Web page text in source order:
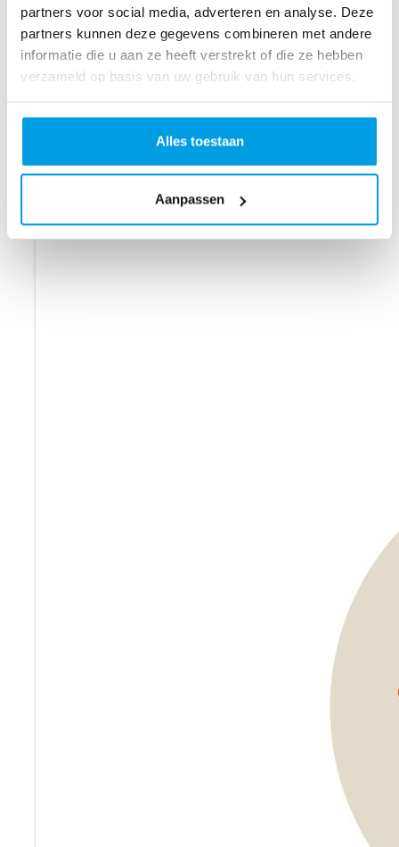
partners voor social media, adverteren en analyse. Deze
partners kunnen deze gegevens combineren met andere
informatie die u aan ze heeft verstrekt of die ze hebben
verzameld op basis van uw gebruik van hun services.
Alles toestaan
Aanpassen